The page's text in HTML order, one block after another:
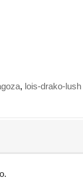
lois-drako-lush